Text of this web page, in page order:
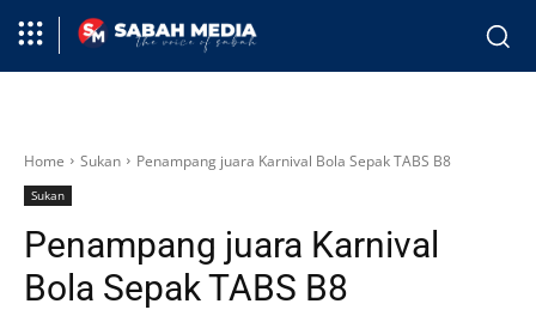
Home Sukan Penampang juara Karnival Bola Sepak TABS B8
Sukan
Penampang juara Karnival
Bola Sepak TABS B8